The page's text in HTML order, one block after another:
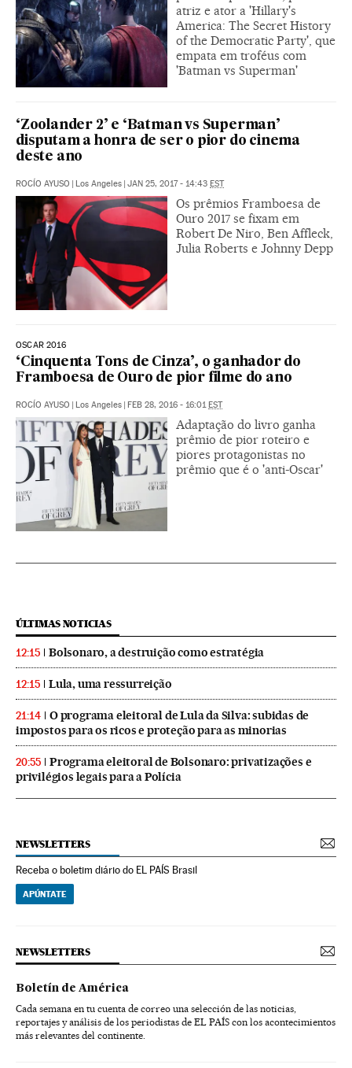
atriz e ator a 'Hillary's
America: The Secret History
of the Democratic Party', que
empata em troféus com
'Batman vs Superman'
‘Zoolander 2’ e ‘Batman vs Superman’
disputam a honra de ser o pior do cinema
deste ano
ROCÍO AYUSO Los Angeles JAN 25, 2017 - 14:43 EST
Os prêmios Framboesa de
Ouro 2017 se fixam em
Robert De Niro, Ben Affleck,
Julia Roberts e Johnny Depp
OSCAR 2016
‘Cinquenta Tons de Cinza’, o ganhador do
Framboesa de Ouro de pior filme do ano
ROCÍO AYUSO | Los Angeles | FEB 28, 2016 - 16:01EST
Adaptação do livro ganha
prêmio de pior roteiro e
piores protagonistas no
prêmio que é o 'anti-Oscar'
ÚLTIMAS NOTICIAS
12:15 Bolsonaro, a destruição como estratégia
12:15 Lula, uma ressurreição
21:14
O programa eleitoral de Lula da Silva: subidas de
impostos para os ricos e proteção para as minorias
20:55
Programa eleitoral de Bolsonaro: privatizações e
privilégios legais para a Polícia
NEWSLETTERS
Receba o boletim diário do EL PAÍS Brasil
APÚNTATE
NEWSLETTERS
Boletín de América
Cada semana en tu cuenta de correo una selección de las noticias,
reportajes y análisis de los periodistas de EL PAÍS con los acontecimientos
más relevantes del continente.